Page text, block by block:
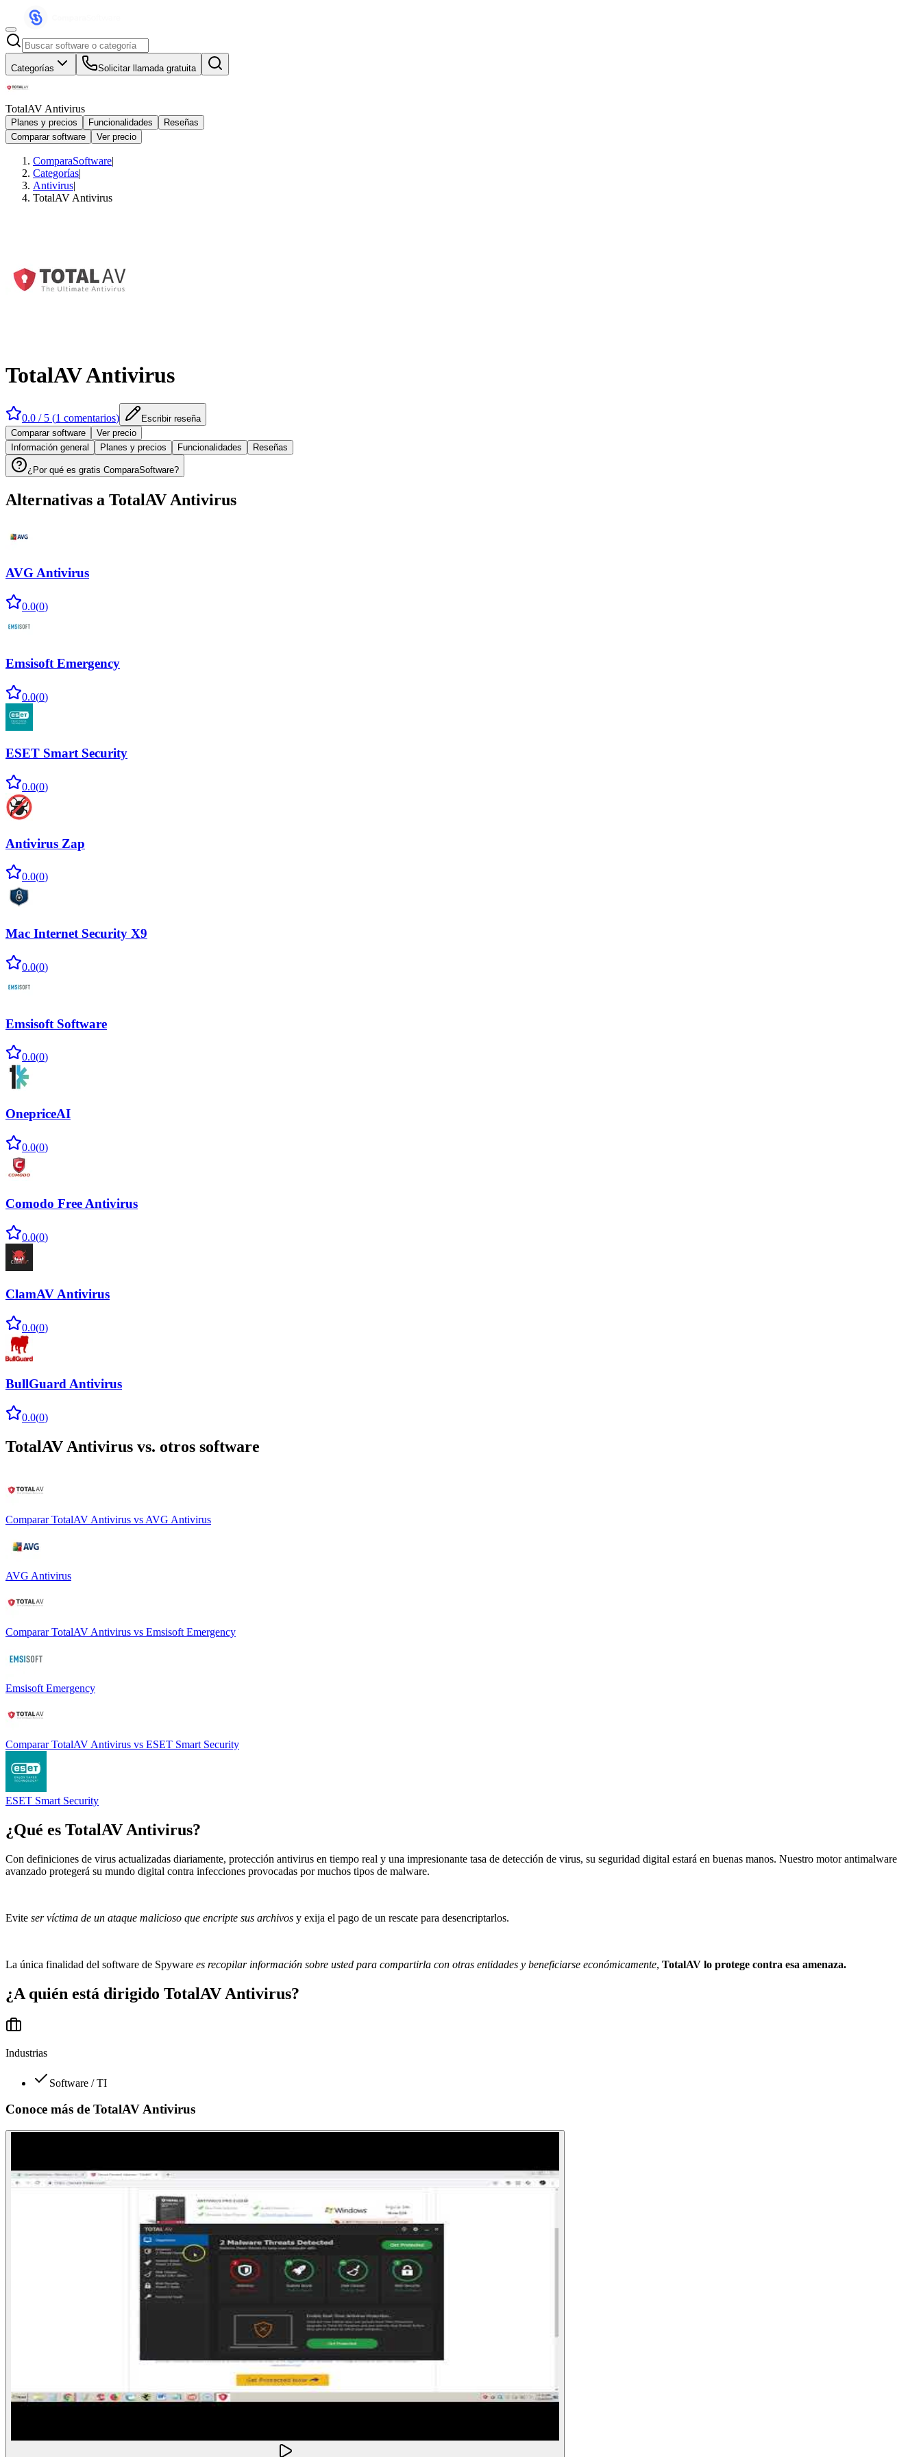
Categorías Solicitar llamada gratuita
TotalAV Antivirus
Planes y precios Funcionalidades
Reseñas
Comparar software
Ver precio
ComparaSoftware|
Categorías|
Antivirus|
TotalAV Antivirus
TotalAV Antivirus
0.0 / 5 (1 comentarios)
Escribir reseña
Comparar software
Ver precio
Información general
Planes y precios Funcionalidades Reseñas
¿Por qué es gratis ComparaSoftware?
Alternativas a TotalAV Antivirus
AVG Antivirus
0.0(0)
Emsisoft Emergency
0.0(0)
ESET Smart Security
0.0(0)
Antivirus Zap
0.0(0)
Mac Internet Security X9
0.0(0)
Emsisoft Software
0.0(0)
OnepriceAI
0.0(0)
Comodo Free Antivirus
0.0(0)
ClamAV Antivirus
0.0(0)
BullGuard Antivirus
0.0(0)
TotalAV Antivirus vs. otros software
Comparar TotalAV Antivirus vs AVG Antivirus
AVG Antivirus
Comparar TotalAV Antivirus vs Emsisoft Emergency
Emsisoft Emergency
Comparar TotalAV Antivirus vs ESET Smart Security
ESET Smart Security
¿Qué es TotalAV Antivirus?
Con definiciones de virus actualizadas diariamente, protección antivirus en tiempo real y una impresionante tasa de detección de virus, su seguridad digital estará en buenas manos. Nuestro motor antimalware
avanzado protegerá su mundo digital contra infecciones provocadas por muchos tipos de malware.
Evite ser víctima de un ataque malicioso que encripte sus archivos y exija el pago de un rescate para desencriptarlos.
La única finalidad del software de Spyware es recopilar información sobre usted para compartirla con otras entidades y beneficiarse económicamente, TotalAV lo protege contra esa amenaza.
¿A quién está dirigido TotalAV Antivirus?
Industrias
Software / TI
Conoce más de TotalAV Antivirus